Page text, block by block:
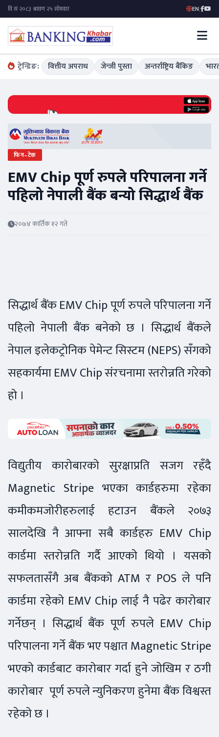
EN|
ट्रेन्डिङ: वित्तीय अपराध जेन्जी पुस्ता अन्तर्राष्ट्रिय बैंकिङ
फिन–टेक
EMV Chip पूर्ण रुपले परिपालना गर्ने
पहिलो नेपाली बैंक बन्यो सिद्धार्थ बैंक
२०७४ कार्तिक १२ गते
सिद्धार्थ बैंक EMV Chip पूर्ण रुपले परिपालना गर्ने
पहिलो नेपाली बैंक बनेको छ । सिद्धार्थ बैंकले
नेपाल इलेकट्रोनिक पेमेन्ट सिस्टम (NEPS) सँगको
सहकार्यमा EMV Chip संरचनामा स्तरोन्नति गरेको
हो ।
विद्युतीय कारोबारको सुरक्षाप्रति सजग रहँदै
Magnetic Stripe भएका कार्डहरुमा रहेका
कमीकमजोरीहरुलाई हटाउन बैंकले २०७३
सालदेखि नै आफ्ना सबै कार्डहरु EMV Chip
कार्डमा स्तरोन्नति गर्दै आएको थियो । यसको
सफलतासँगै अब बैंकको ATM र POS ले पनि
कार्डमा रहेको EMV Chip लाई नै पढेर कारोबार
गर्नेछन् । सिद्धार्थ बैंक पूर्ण रुपले EMV Chip
परिपालना गर्ने बैंक भए पश्चात Magnetic Stripe
भएको कार्डबाट कारोबार गर्दा हुने जोखिम र ठगी
कारोबार पूर्ण रुपले न्युनिकरण हुनेमा बैंक विश्वस्त
रहेको छ ।